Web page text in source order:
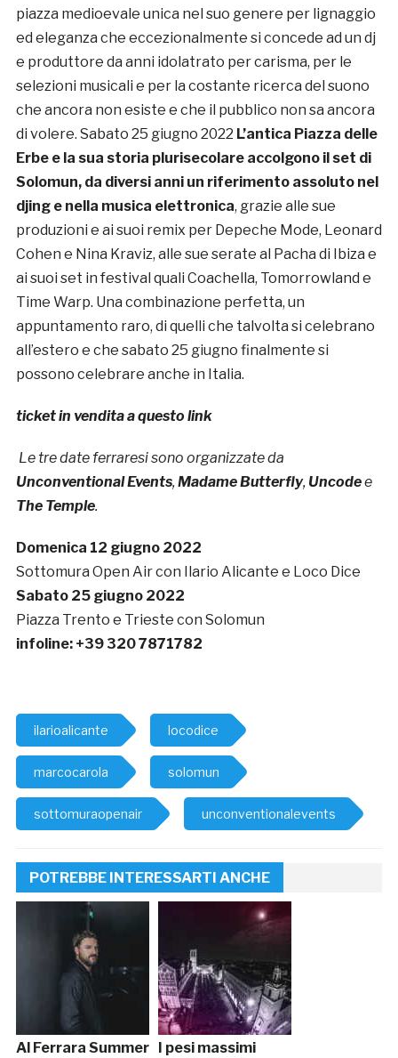
piazza medioevale unica nel suo genere per lignaggio
ed eleganza che eccezionalmente si concede ad un dj
e produttore da anni idolatrato per carisma, per le
selezioni musicali e per la costante ricerca del suono
che ancora non esiste e che il pubblico non sa ancora
di volere. Sabato 25 giugno 2022 L’antica Piazza delle
Erbe e la sua storia plurisecolare accolgono il set di
Solomun, da diversi anni un riferimento assoluto nel
djing e nella musica elettronica, grazie alle sue
produzioni e ai suoi remix per Depeche Mode, Leonard
Cohen e Nina Kraviz, alle sue serate al Pacha di Ibiza e
ai suoi set in festival quali Coachella, Tomorrowland e
Time Warp. Una combinazione perfetta, un
appuntamento raro, di quelli che talvolta si celebrano
all’estero e che sabato 25 giugno finalmente si
possono celebrare anche in Italia.
ticket in vendita a questo link
Le tre date ferraresi sono organizzate da
Unconventional Events,Madame Butterfly,Uncodee
The Temple.
Domenica 12 giugno 2022
Sottomura Open Air con Ilario Alicante e Loco Dice
Sabato 25 giugno 2022
Piazza Trento e Trieste con Solomun
infoline: +39 320 7871782
ilarioalicante locodice
marcocarola solomun
sottomuraopenair unconventionalevents
POTREBBE INTERESSARTI ANCHE
Al Ferrara Summer
I pesi massimi